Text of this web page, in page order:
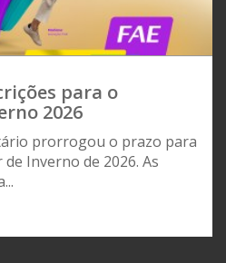
para o
2026
prorrogou o prazo para
Inverno de 2026. As